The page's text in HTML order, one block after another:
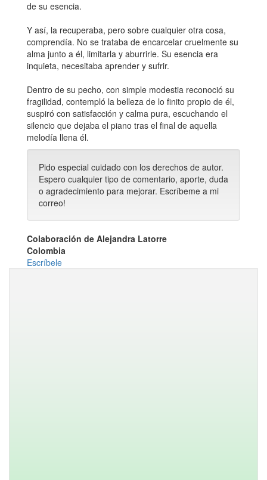
de su esencia.
Y así, la recuperaba, pero sobre cualquier otra cosa,
comprendía. No se trataba de encarcelar cruelmente su
alma junto a él, limitarla y aburrirle. Su esencia era
inquieta, necesitaba aprender y sufrir.
Dentro de su pecho, con simple modestia reconoció su
fragilidad, contempló la belleza de lo finito propio de él,
suspiró con satisfacción y calma pura, escuchando el
silencio que dejaba el piano tras el final de aquella
melodía llena él.
Pido especial cuidado con los derechos de autor.
Espero cualquier tipo de comentario, aporte, duda
o agradecimiento para mejorar. Escríbeme a mi
correo!
Colaboración de Alejandra Latorre
Colombia
Escríbele